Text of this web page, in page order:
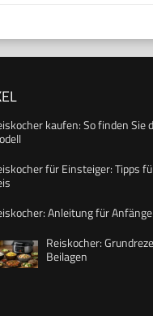
kaufen: So finden Sie
für Einsteiger: Tipps
Anleitung für
Reiskocher:
Beilagen